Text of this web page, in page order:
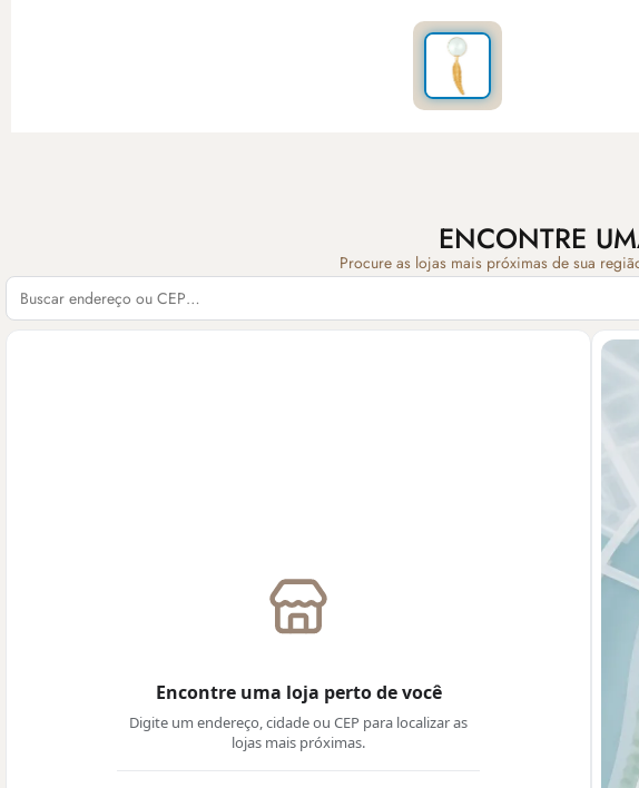
ENCONTRE
Procure as lojas mais próximas de sua
Encontre uma loja perto de você
Digite um endereço, cidade ou CEP para localizar as
lojas mais próximas.